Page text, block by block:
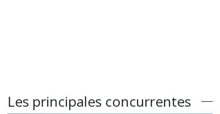
Les principales concurrentes